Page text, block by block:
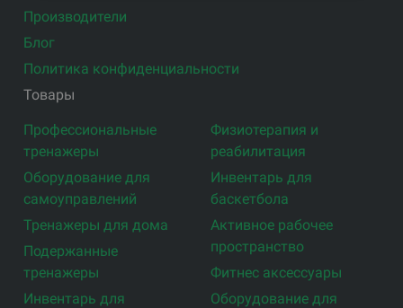
Производители
Блог
Политика конфиденциальности
Товары
Профессиональные
тренажеры
Оборудование для
самоуправлений
Тренажеры для дома
Подержанные
тренажеры
Инвентарь для
Физиотерапия и
реабилитация
Инвентарь для
баскетбола
Активное рабочее
пространство
Фитнес аксессуары
Оборудование для